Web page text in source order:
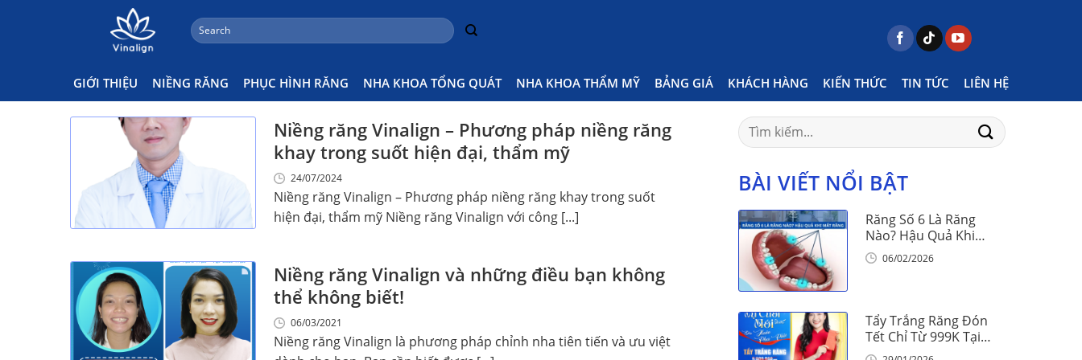
Search
for:
GIỚI THIỆU NIỀNG RĂNG PHỤC HÌNH RĂNG NHA KHOA TỔNG QUÁT NHA KHOA THẨM MỸ BẢNG GIÁ KHÁCH HÀNG KIẾN THỨC TIN TỨC LIÊN HỆ
Niềng Răng Vinalign Có Tốt Không Posts tagged "niềng răng vinalign có tốt không"
Niềng răng Vinalign – Phương pháp niềng răng
khay trong suốt hiện đại, thẩm mỹ
24/07/2024
Niềng răng Vinalign – Phương pháp niềng răng khay trong suốt
hiện đại, thẩm mỹ Niềng răng Vinalign với công [...]
Niềng răng Vinalign và những điều bạn không
thể không biết!
06/03/2021
Niềng răng Vinalign là phương pháp chỉnh nha tiên tiến và ưu việt
Search
for:
BÀI VIẾT NỔI BẬT
Răng Số 6 Là Răng
Nào? Hậu Quả Khi
Mất Răng Số 6
06/02/2026
Tẩy Trắng Răng Đón
Tết Chỉ Từ 999K Tại
Nha Khoa Vinalign